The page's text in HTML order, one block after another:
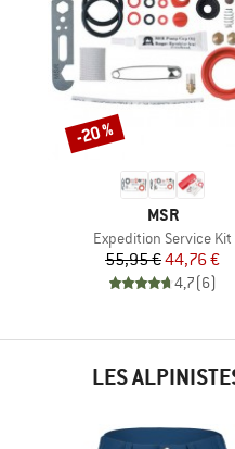
MARQUE
MSR
Article
Expedition Service Kit
Prix
55,95 €Prix réduit
44,76 €
4,7(6)
Remise
-20 %
LES